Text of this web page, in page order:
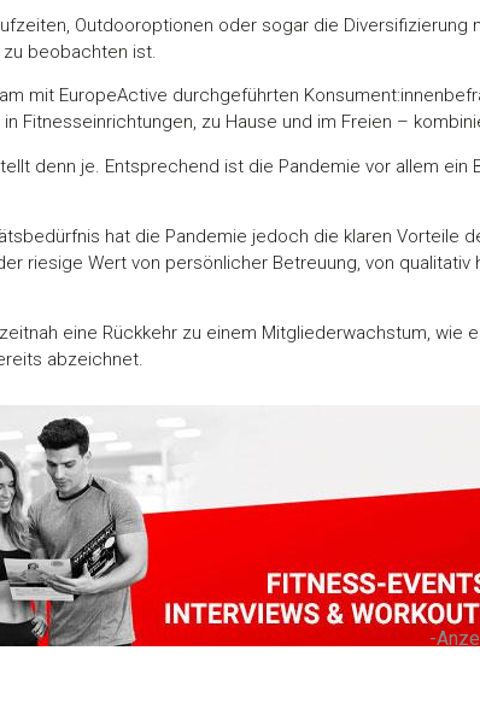
Outdooroptionen oder sogar die Diversifizierung
beobachten ist.
mit EuropeActive durchgeführten
Fitnesseinrichtungen, zu Hause und im Freien –
denn je. Entsprechend ist die Pandemie vor allem ein
hat die Pandemie jedoch die klaren Vorteile
riesige Wert von persönlicher Betreuung, von qualitativ
eine Rückkehr zu einem Mitgliederwachstum, wie
abzeichnet.
-